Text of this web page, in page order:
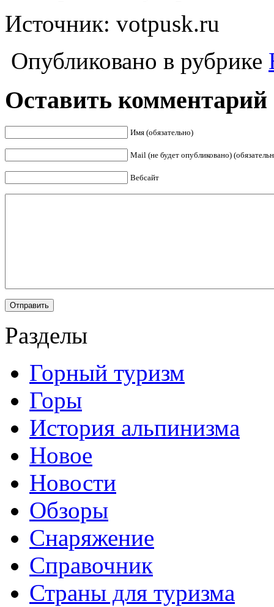
Источник: votpusk.ru
Опубликовано в рубрике
Оставить комментарий
Имя (обязательно)
Mail (не будет опубликовано)
Вебсайт
Разделы
Горный туризм
Горы
История альпинизма
Новое
Новости
Обзоры
Снаряжение
Справочник
Страны для туризма